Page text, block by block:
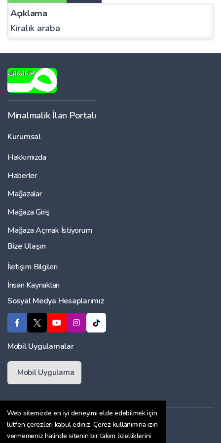
Web sitemizde en iyi deneyimi elde edebilmek için
lütfen çerezleri kabul ediniz. Çerez kullanımına izin
vermemeniz halinde sitenin bir takım özelliklerini
Açıklama
Kiralık araba
Minalmalik İlan Portalı
Kurumsal
Hakkımızda
Haberler
Mağazalar
Mağaza Giriş
Mağaza Açmak İstiyorum
Bize Ulaşın
İletişim Bilgileri
İnsan Kaynakları
Sosyal Medya Hesaplarımız
Mobil Uygulamalar
Mobil Uygulama
Üyelik Sözleşmesi
Çerez Politikası